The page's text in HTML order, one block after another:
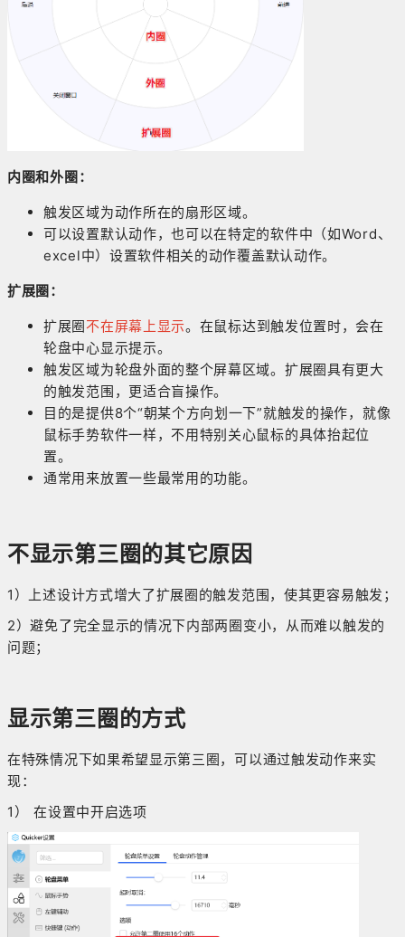
内圈和外圈：
触发区域为动作所在的扇形区域。
可以设置默认动作，也可以在特定的软件中（如Word、
excel中）设置软件相关的动作覆盖默认动作。
扩展圈：
扩展圈不在屏幕上显示。在鼠标达到触发位置时，会在
轮盘中心显示提示。
触发区域为轮盘外面的整个屏幕区域。扩展圈具有更大
的触发范围，更适合盲操作。
目的是提供8个“朝某个方向划一下”就触发的操作，就像
鼠标手势软件一样，不用特别关心鼠标的具体抬起位
置。
通常用来放置一些最常用的功能。
不显示第三圈的其它原因
1）上述设计方式增大了扩展圈的触发范围，使其更容易触发；
2）避免了完全显示的情况下内部两圈变小，从而难以触发的
问题；
显示第三圈的方式
在特殊情况下如果希望显示第三圈，可以通过触发动作来实
现：
1） 在设置中开启选项